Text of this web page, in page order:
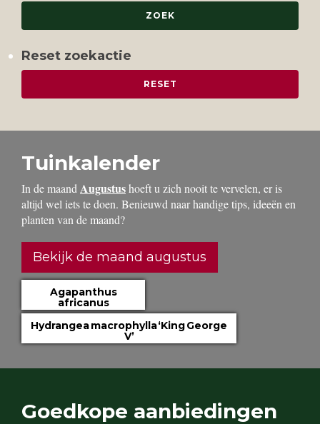
Reset zoekactie
Tuinkalender
In de maand Augustushoeft u zich nooit te vervelen, er is
altijd wel iets te doen. Benieuwd naar handige tips, ideeën en
planten van de maand?
Bekijk de maand augustus
Agapanthus
africanus
Hydrangea macrophylla ‘King George
V’
Goedkope aanbiedingen